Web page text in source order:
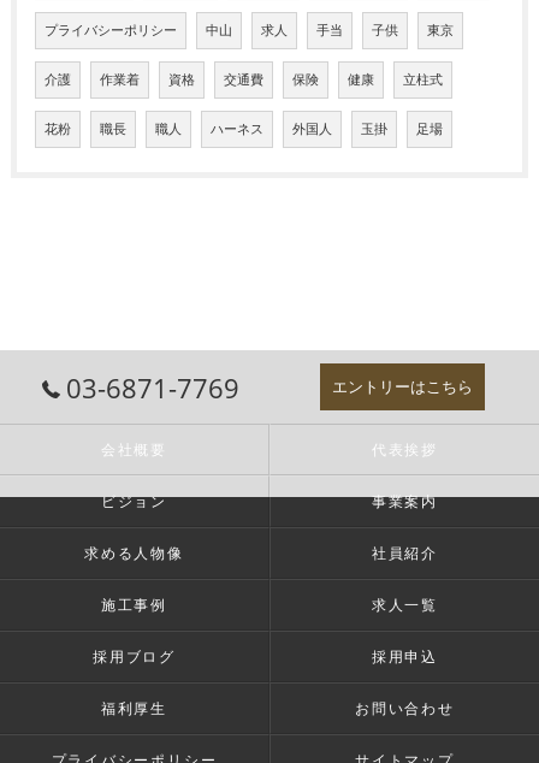
プライバシーポリシー 中山 求人 手当 子供 東京
介護 作業着 資格 交通費 保険 健康 立柱式
花粉 職長 職人 ハーネス 外国人 玉掛 足場
03-6871-7769 エントリーはこちら
会社概要 代表挨拶
ビジョン 事業案内
求める人物像 社員紹介
施工事例 求人一覧
採用ブログ 採用申込
福利厚生 お問い合わせ